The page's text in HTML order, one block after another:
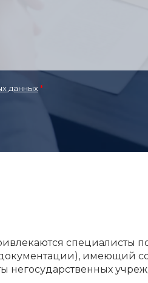
данных
специалисты
имеющий
негосударственных